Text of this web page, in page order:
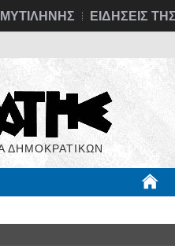
ΕΙΔΗΣΕΙΣ
ΔΗΜΟΚΡΑΤΙΚΩΝ